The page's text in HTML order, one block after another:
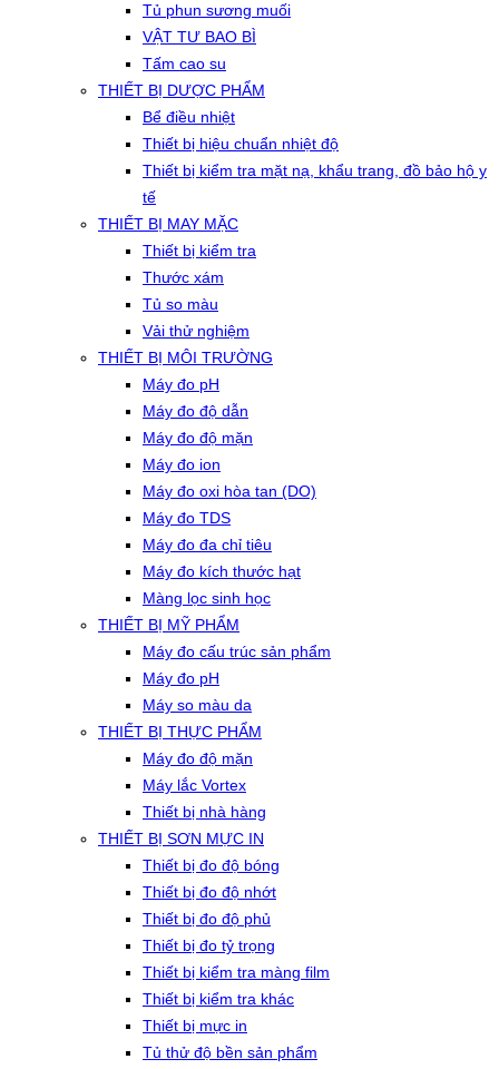
Tủ phun sương muối
VẬT TƯ BAO BÌ
Tấm cao su
THIẾT BỊ DƯỢC PHẨM
Bể điều nhiệt
Thiết bị hiệu chuẩn nhiệt độ
Thiết bị kiểm tra mặt nạ, khẩu trang, đồ bảo hộ y
tế
THIẾT BỊ MAY MẶC
Thiết bị kiểm tra
Thước xám
Tủ so màu
Vải thử nghiệm
THIẾT BỊ MÔI TRƯỜNG
Máy đo pH
Máy đo độ dẫn
Máy đo độ mặn
Máy đo ion
Máy đo oxi hòa tan (DO)
Máy đo TDS
Máy đo đa chỉ tiêu
Máy đo kích thước hạt
Màng lọc sinh học
THIẾT BỊ MỸ PHẨM
Máy đo cấu trúc sản phẩm
Máy đo pH
Máy so màu da
THIẾT BỊ THỰC PHẨM
Máy đo độ mặn
Máy lắc Vortex
Thiết bị nhà hàng
THIẾT BỊ SƠN MỰC IN
Thiết bị đo độ bóng
Thiết bị đo độ nhớt
Thiết bị đo độ phủ
Thiết bị đo tỷ trọng
Thiết bị kiểm tra màng film
Thiết bị kiểm tra khác
Thiết bị mực in
Tủ thử độ bền sản phẩm